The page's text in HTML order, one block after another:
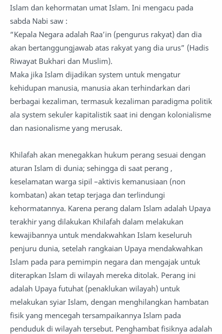
Islam dan kehormatan umat Islam. Ini mengacu pada
sabda Nabi saw :
“Kepala Negara adalah Raa’in (pengurus rakyat) dan dia
akan bertanggungjawab atas rakyat yang dia urus” (Hadis
Riwayat Bukhari dan Muslim).
Maka jika Islam dijadikan system untuk mengatur
kehidupan manusia, manusia akan terhindarkan dari
berbagai kezaliman, termasuk kezaliman paradigma politik
ala system sekuler kapitalistik saat ini dengan kolonialisme
dan nasionalisme yang merusak.
Khilafah akan menegakkan hukum perang sesuai dengan
aturan Islam di dunia; sehingga di saat perang ,
keselamatan warga sipil –aktivis kemanusiaan (non
kombatan) akan tetap terjaga dan terlindungi
kehormatannya. Karena perang dalam Islam adalah Upaya
terakhir yang dilakukan Khilafah dalam melakukan
kewajibannya untuk mendakwahkan Islam keseluruh
penjuru dunia, setelah rangkaian Upaya mendakwahkan
Islam pada para pemimpin negara dan mengajak untuk
diterapkan Islam di wilayah mereka ditolak. Perang ini
adalah Upaya futuhat (penaklukan wilayah) untuk
melakukan syiar Islam, dengan menghilangkan hambatan
fisik yang mencegah tersampaikannya Islam pada
penduduk di wilayah tersebut. Penghambat fisiknya adalah